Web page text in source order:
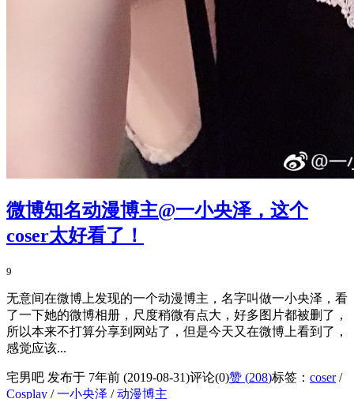
微博知名动漫博主@一小央泽，这个
coser太好看了！
9
无意间在微博上发现的一个动漫博主，名字叫做一小央泽，看
了一下她的微博相册，尺度稍微有点大，好多图片都被删了，
所以本来不打算分享到网站了，但是今天又在微博上看到了，
感觉应该...
宅男吧 发布于 7年前 (2019-08-31)评论(0)赞 (208)标签： coser/
Cosplay /一小央泽 /动漫博主